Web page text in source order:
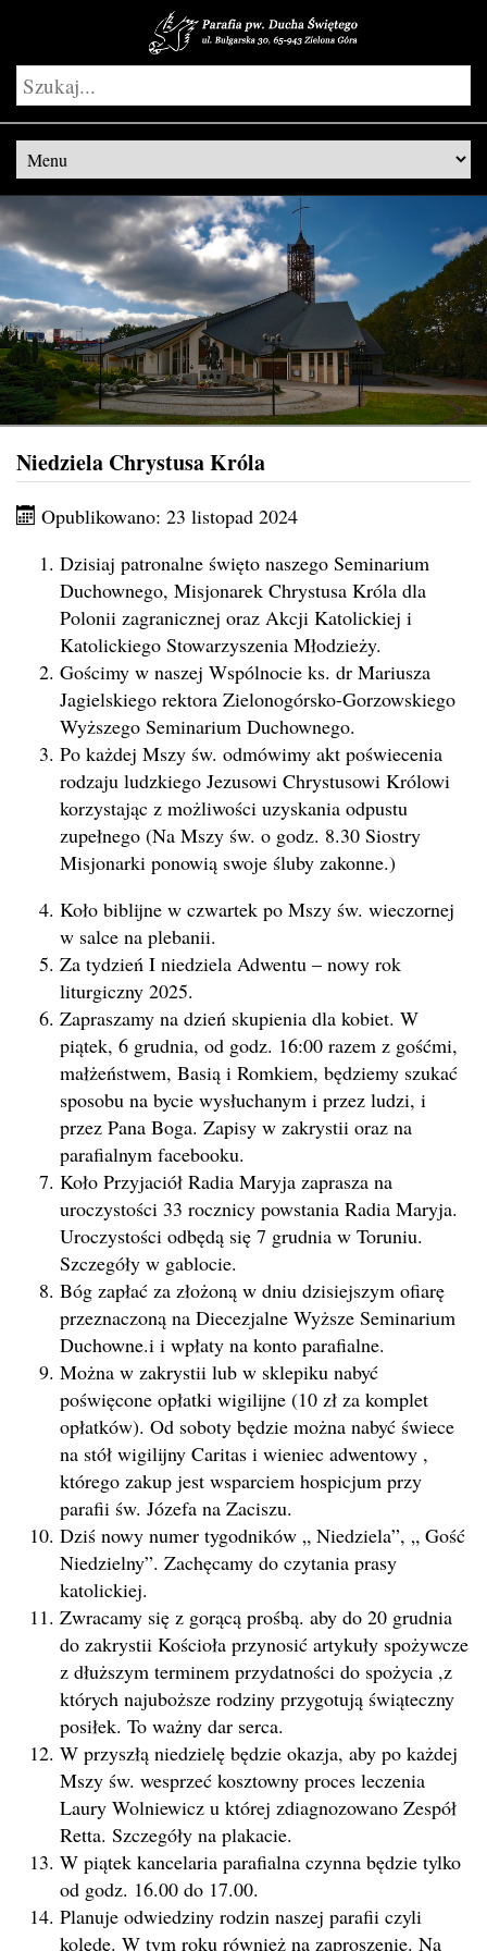
Niedziela Chrystusa Króla
Opublikowano: 23 listopad 2024
Dzisiaj patronalne święto naszego Seminarium
Duchownego, Misjonarek Chrystusa Króla dla
Polonii zagranicznej oraz Akcji Katolickiej i
Katolickiego Stowarzyszenia Młodzieży.
Gościmy w naszej Wspólnocie ks. dr Mariusza
Jagielskiego rektora Zielonogórsko-Gorzowskiego
Wyższego Seminarium Duchownego.
Po każdej Mszy św. odmówimy akt poświecenia
rodzaju ludzkiego Jezusowi Chrystusowi Królowi
korzystając z możliwości uzyskania odpustu
zupełnego (Na Mszy św. o godz. 8.30 Siostry
Misjonarki ponowią swoje śluby zakonne.)
Koło biblijne w czwartek po Mszy św. wieczornej
w salce na plebanii.
Za tydzień I niedziela Adwentu – nowy rok
liturgiczny 2025.
Zapraszamy na dzień skupienia dla kobiet. W
piątek, 6 grudnia, od godz. 16:00 razem z gośćmi,
małżeństwem, Basią i Romkiem, będziemy szukać
sposobu na bycie wysłuchanym i przez ludzi, i
przez Pana Boga. Zapisy w zakrystii oraz na
parafialnym facebooku.
Koło Przyjaciół Radia Maryja zaprasza na
uroczystości 33 rocznicy powstania Radia Maryja.
Uroczystości odbędą się 7 grudnia w Toruniu.
Szczegóły w gablocie.
Bóg zapłać za złożoną w dniu dzisiejszym ofiarę
przeznaczoną na Diecezjalne Wyższe Seminarium
Duchowne.i i wpłaty na konto parafialne.
Można w zakrystii lub w sklepiku nabyć
poświęcone opłatki wigilijne (10 zł za komplet
opłatków). Od soboty będzie można nabyć świece
na stół wigilijny Caritas i wieniec adwentowy ,
którego zakup jest wsparciem hospicjum przy
parafii św. Józefa na Zaciszu.
Dziś nowy numer tygodników „ Niedziela”, „ Gość
Niedzielny”. Zachęcamy do czytania prasy
katolickiej.
Zwracamy się z gorącą prośbą. aby do 20 grudnia
do zakrystii Kościoła przynosić artykuły spożywcze
z dłuższym terminem przydatności do spożycia ,z
których najuboższe rodziny przygotują świąteczny
posiłek. To ważny dar serca.
W przyszłą niedzielę będzie okazja, aby po każdej
Mszy św. wesprzeć kosztowny proces leczenia
Laury Wolniewicz u której zdiagnozowano Zespół
Retta. Szczegóły na plakacie.
W piątek kancelaria parafialna czynna będzie tylko
od godz. 16.00 do 17.00.
Planuje odwiedziny rodzin naszej parafii czyli
kolędę. W tym roku również na zaproszenie. Na